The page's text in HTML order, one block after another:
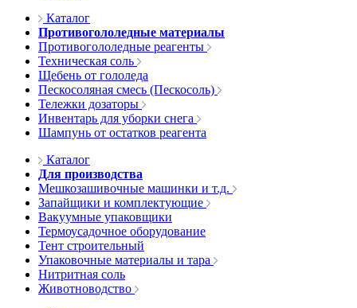
Каталог
Противогололедные материалы
Противогололедные реагенты
Техническая соль
Щебень от гололеда
Пескосоляная смесь (Пескосоль)
Тележки дозаторы
Инвентарь для уборки снега
Шампунь от остатков реагента
Каталог
Для производства
Мешкозашивочные машинки и т.д.
Запайщики и комплектующие
Вакуумные упаковщики
Термоусадочное оборудование
Тент строительный
Упаковочные материалы и тара
Нитритная соль
Животноводство